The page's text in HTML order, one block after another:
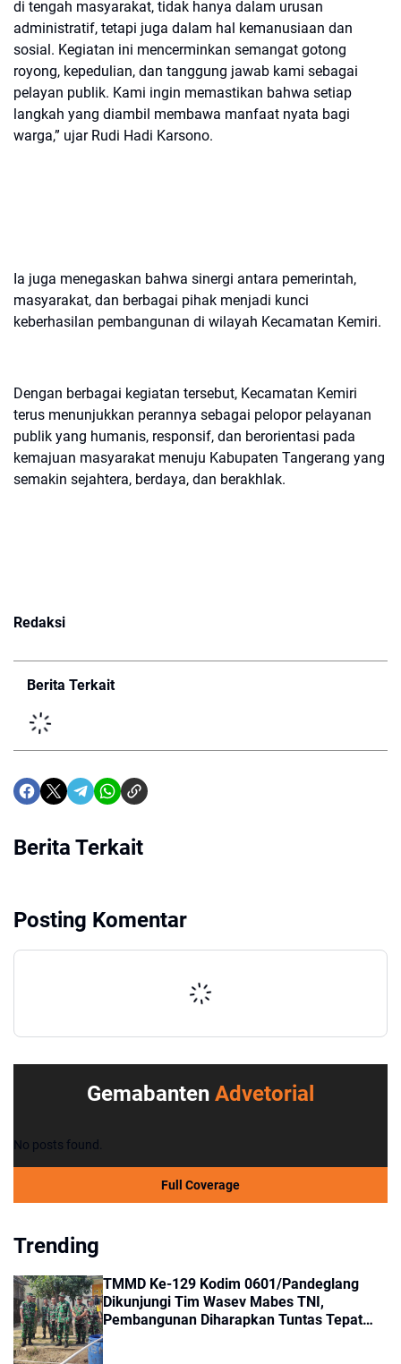
di tengah masyarakat, tidak hanya dalam urusan
administratif, tetapi juga dalam hal kemanusiaan dan
sosial. Kegiatan ini mencerminkan semangat gotong
royong, kepedulian, dan tanggung jawab kami sebagai
pelayan publik. Kami ingin memastikan bahwa setiap
langkah yang diambil membawa manfaat nyata bagi
warga,” ujar Rudi Hadi Karsono.
Ia juga menegaskan bahwa sinergi antara pemerintah,
masyarakat, dan berbagai pihak menjadi kunci
keberhasilan pembangunan di wilayah Kecamatan Kemiri.
Dengan berbagai kegiatan tersebut, Kecamatan Kemiri
terus menunjukkan perannya sebagai pelopor pelayanan
publik yang humanis, responsif, dan berorientasi pada
kemajuan masyarakat menuju Kabupaten Tangerang yang
semakin sejahtera, berdaya, dan berakhlak.
Redaksi
Berita Terkait
Berita Terkait
Posting Komentar
Gemabanten Advetorial
No posts found.
Full Coverage
Trending
TMMD Ke-129 Kodim 0601/Pandeglang
Dikunjungi Tim Wasev Mabes TNI,
Pembangunan Diharapkan Tuntas Tepat